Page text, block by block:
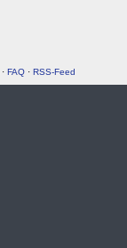
· FAQ · RSS-Feed